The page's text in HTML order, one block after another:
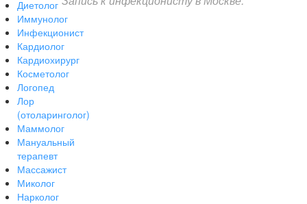
Диетолог
Иммунолог
Инфекционист
Кардиолог
Кардиохирург
Косметолог
Логопед
Лор
(отоларинголог)
Маммолог
Мануальный
терапевт
Массажист
Миколог
Нарколог